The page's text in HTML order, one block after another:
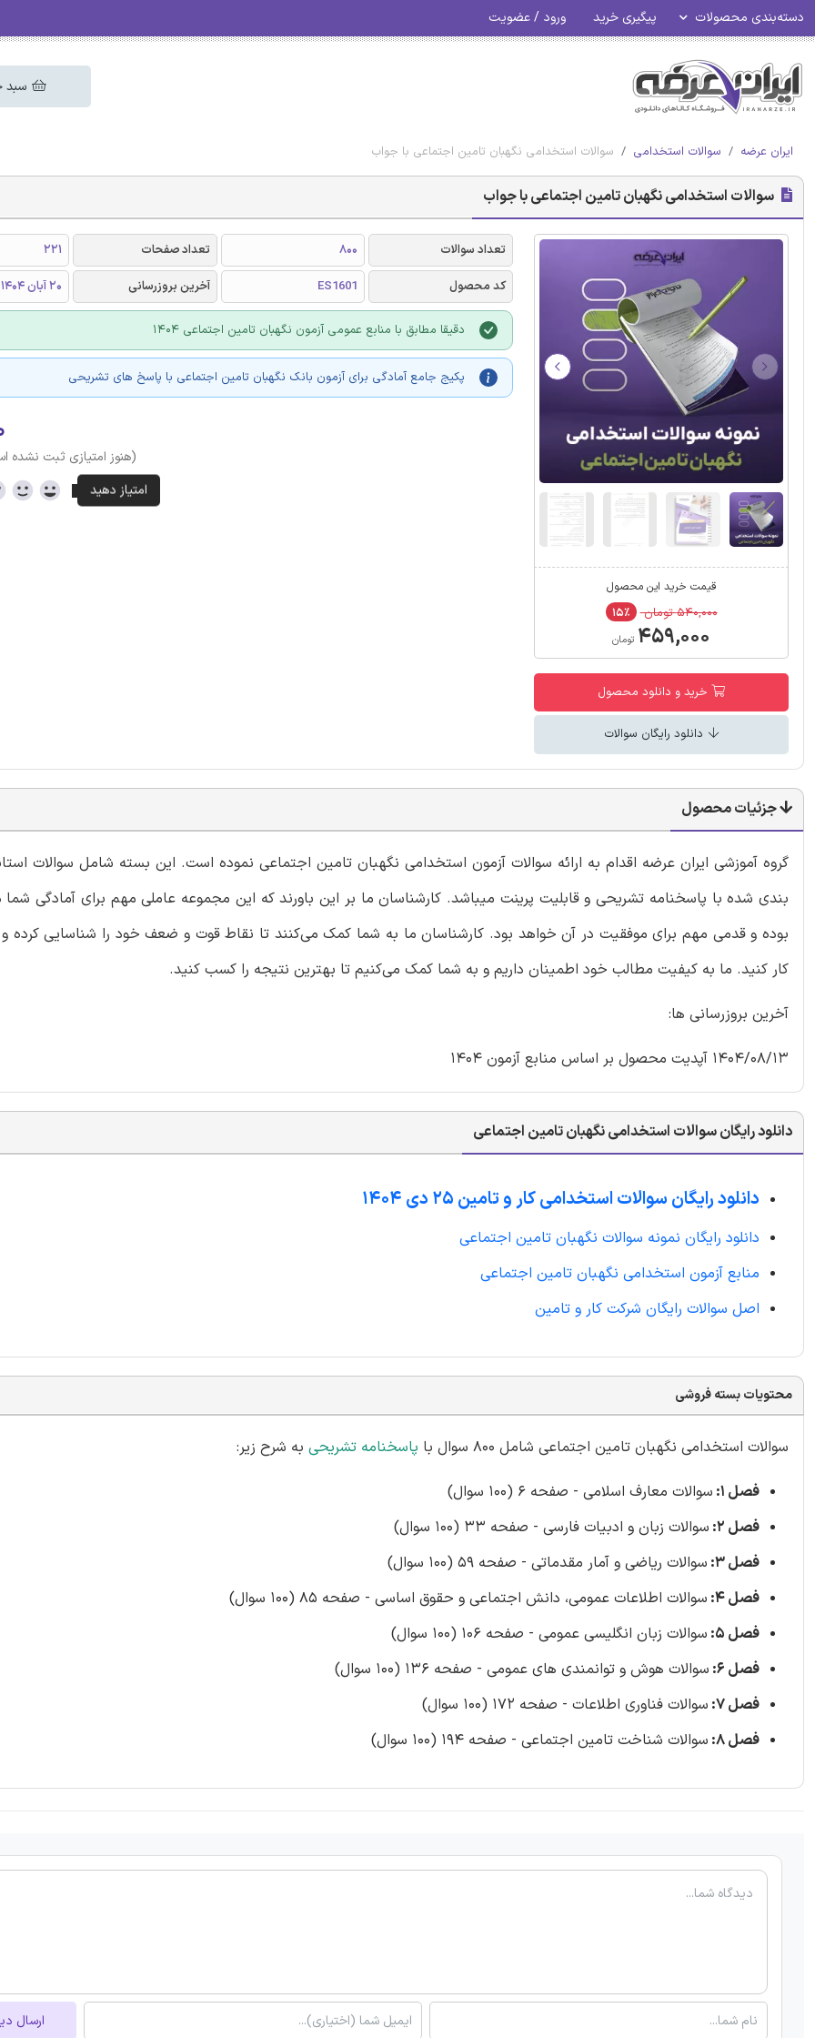
دسته‌بندی محصولات پیگیری خرید ورود / عضویت
سبد
ایران عرضه سوالات استخدامی سوالات استخدامی نگهبان تامین اجتماعی با جواب
سوالات استخدامی نگهبان تامین اجتماعی با جواب
قیمت خرید این محصول
۵۴۰,۰۰۰ تومان ۱۵٪
۴۵۹,۰۰۰ تومان
خرید و دانلود محصول
دانلود رایگان سوالات
تعداد سوالات 800 تعداد صفحات
221
کد محصول
ES1601 آخرین بروزرسانی 20 آبان 1404
دقیقا مطابق با منابع عمومی آزمون نگهبان تامین اجتماعی 1404
پکیج جامع آمادگی برای آزمون بانک نگهبان تامین اجتماعی با پاسخ های تشریحی
(هنوز امتیازی ثبت نشده
جزئیات محصول
گروه آموزشی ایران عرضه اقدام به ارائه سوالات آزمون استخدامی نگهبان تامین اجتماعی نموده است. این بسته شامل سوالات
بندی شده با پاسخنامه تشریحی و قابلیت پرینت میباشد. کارشناسان ما بر این باورند که این مجموعه عاملی مهم برای آمادگی شما
بوده و قدمی مهم برای موفقیت در آن خواهد بود. کارشناسان ما به شما کمک می‌کنند تا نقاط قوت و ضعف خود را شناسایی کرده
کار کنید. ما به کیفیت مطالب خود اطمینان داریم و به شما کمک می‌کنیم تا بهترین نتیجه را کسب کنید.
آخرین بروزرسانی ها:
1404/08/13 آپدیت محصول بر اساس منابع آزمون 1404
دانلود رایگان سوالات استخدامی نگهبان تامین اجتماعی
دانلود رایگان سوالات استخدامی کار و تامین 25 دی 1404
دانلود رایگان نمونه سوالات نگهبان تامین اجتماعی
منابع آزمون استخدامی نگهبان تامین اجتماعی
اصل سوالات رایگان شرکت کار و تامین
محتویات بسته فروشی
سوالات استخدامی نگهبان تامین اجتماعی شامل 800 سوال با پاسخنامه تشریحی به شرح زیر:
فصل 1:
سوالات معارف اسلامی - صفحه 6 (100 سوال)
فصل 2:
سوالات زبان و ادبیات فارسی - صفحه 33 (100 سوال)
فصل 3:
سوالات ریاضی و آمار مقدماتی - صفحه 59 (100 سوال)
فصل 4:
سوالات اطلاعات عمومی، دانش اجتماعی و حقوق اساسی - صفحه 85 (100 سوال)
فصل 5:
سوالات زبان انگلیسی عمومی - صفحه 106 (100 سوال)
فصل 6:
سوالات هوش و توانمندی های عمومی - صفحه 136 (100 سوال)
فصل 7:
سوالات فناوری اطلاعات - صفحه 172 (100 سوال)
فصل 8:
سوالات شناخت تامین اجتماعی - صفحه 194 (100 سوال)
ارسال